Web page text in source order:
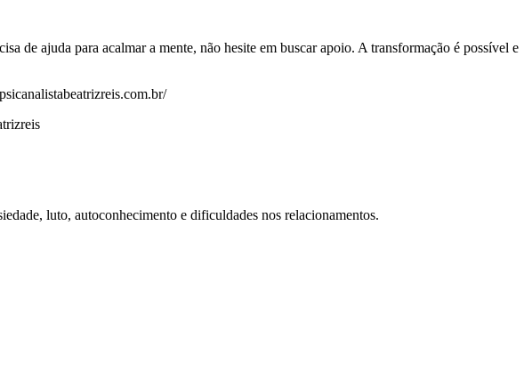
de ajuda para acalmar a mente, não hesite em buscar apoio. A transformação é possível e
luto, autoconhecimento e dificuldades nos relacionamentos.